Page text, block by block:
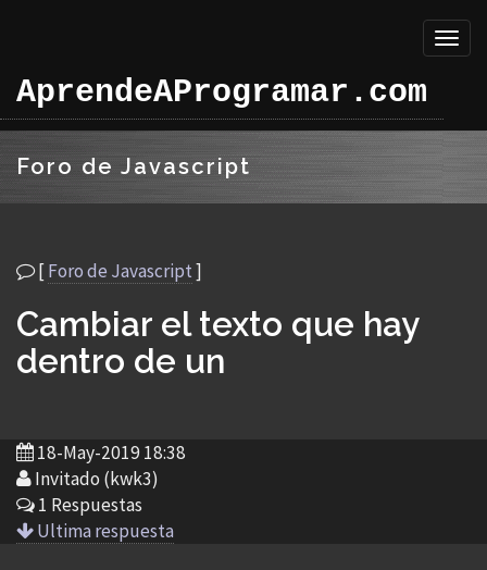
AprendeAProgramar.com
Foro de Javascript
[Foro de Javascript]
Cambiar el texto que hay
dentro de un
18-May-2019 18:38
Invitado (kwk3)
1 Respuestas
Ultima respuesta